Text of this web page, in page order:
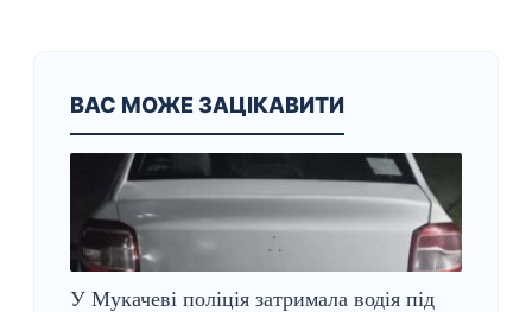
ВАС МОЖЕ ЗАЦІКАВИТИ
У Мукачеві поліція затримала водія під